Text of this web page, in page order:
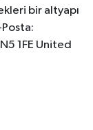
bir altyapı
1FE United